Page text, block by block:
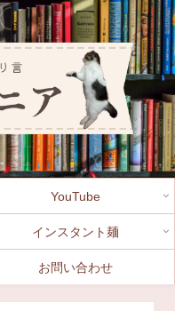
YouTube
インスタント麺
お問い合わせ